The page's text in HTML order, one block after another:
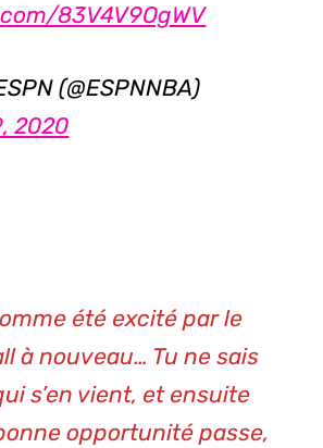
83V4V9OgWV
(@ESPNNBA)
2020
été excité par le
à nouveau… Tu ne sais
s’en vient, et ensuite
opportunité passe,